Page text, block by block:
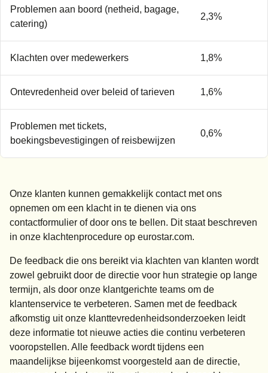
Problemen aan boord (netheid, bagage,
catering)
2,3%
Klachten over medewerkers 1,8%
Ontevredenheid over beleid of tarieven 1,6%
Problemen met tickets,
boekingsbevestigingen of reisbewijzen
0,6%
Onze klanten kunnen gemakkelijk contact met ons
opnemen om een klacht in te dienen via ons
contactformulier of door ons te bellen. Dit staat beschreven
in onze klachtenprocedure op eurostar.com.
De feedback die ons bereikt via klachten van klanten wordt
zowel gebruikt door de directie voor hun strategie op lange
termijn, als door onze klantgerichte teams om de
klantenservice te verbeteren. Samen met de feedback
afkomstig uit onze klanttevredenheidsonderzoeken leidt
deze informatie tot nieuwe acties die continu verbeteren
vooropstellen. Alle feedback wordt tijdens een
maandelijkse bijeenkomst voorgesteld aan de directie,